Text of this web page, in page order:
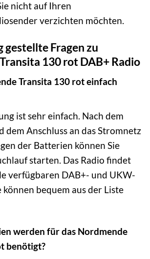
nicht auf Ihren
verzichten möchten.
gestellte Fragen zu
130 rot DAB+ Radio
Transita 130 rot einfach
ist sehr einfach. Nach dem
dem Anschluss an das Stromnetz
der Batterien können Sie
starten. Das Radio findet
verfügbaren DAB+- und UKW-
können bequem aus der Liste
werden für das Nordmende
benötigt?